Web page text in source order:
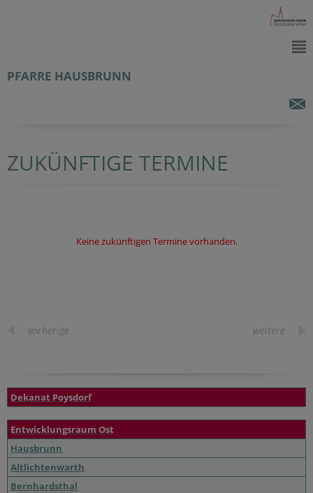
PFARRE HAUSBRUNN
ZUKÜNFTIGE TERMINE
Keine zukünftigen Termine vorhanden.
vorherige weitere
Dekanat Poysdorf
Entwicklungsraum Ost
Hausbrunn
Altlichtenwarth
Bernhardsthal